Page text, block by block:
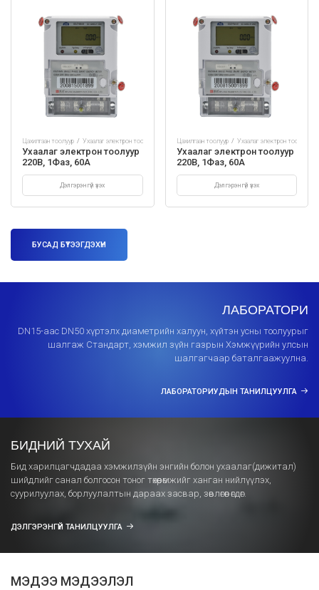
Цахилгаан тоолуур Ухаалаг электрон тоолуур
Ухаалаг электрон тоолуур
220В, 1Фаз, 60A
Дэлгэрэнгүй үзэх
Цахилгаан тоолуур Ухаалаг электрон тоолуур
Ухаалаг электрон тоолуур
220В, 1Фаз, 60A
Дэлгэрэнгүй үзэх
БУСАД БҮТЭЭГДЭХҮН
ЛАБОРАТОРИ
DN15-аас DN50 хүртэлх диаметрийн халуун, хүйтэн усны тоолуурыг
шалгаж Стандарт, хэмжил зүйн газрын Хэмжүүрийн улсын
шалгагчаар баталгаажуулна.
ЛАБОРАТОРИУДЫН ТАНИЛЦУУЛГА
БИДНИЙ ТУХАЙ
Бид харилцагчдадаа хэмжилзүйн энгийн болон ухаалаг(дижитал)
шийдлийг санал болгосон тоног төхөөрөмжийг ханган нийлүүлэх,
суурилуулах, борлуулалтын дараах засвар, зөвлөгөөг өгдөг.
ДЭЛГЭРЭНГҮЙ ТАНИЛЦУУЛГА
МЭДЭЭ МЭДЭЭЛЭЛ